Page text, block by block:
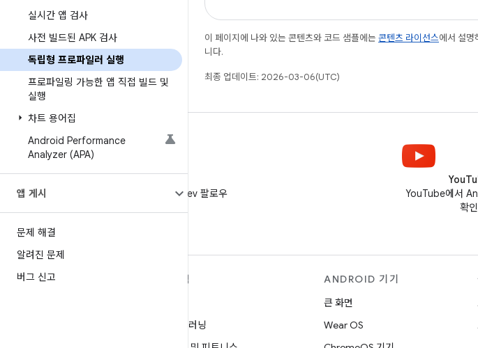
실시간 앱 검사
사전 빌드된 APK 검사
독립형 프로파일러 실행
프로파일링 가능한 앱 직접 빌드 및
실행
차트 용어집
Android Performance
Analyzer (APA)
앱 게시
문제 해결
알려진 문제
버그 신고
이 페이지에 나와 있는 콘텐츠와 코드 샘플에는 콘텐츠 라이선스에서 설
니다.
최종 업데이트: 2026-03-06(UTC)
X에서 @AndroidDev 팔로우
YouTube에서
확인
ANDROID 자세히 알아보기
탐색
머신러닝
ANDROID 기기
큰 화면
Wear OS